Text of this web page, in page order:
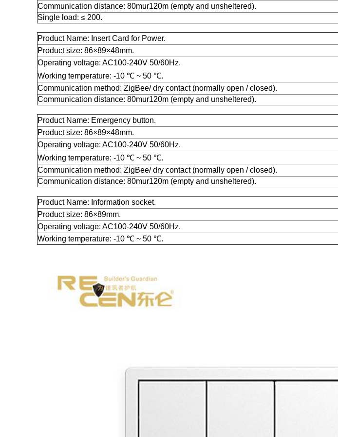
Communication distance: 80mur120m (empty and unsheltered).
Single load: ≤ 200.
Product Name: Insert Card for Power.
Product size: 86×89×48mm.
Operating voltage: AC100-240V 50/60Hz.
Working temperature: -10 ℃ ~ 50 ℃.
Communication method: ZigBee/ dry contact (normally open / closed).
Communication distance: 80mur120m (empty and unsheltered).
Product Name: Emergency button.
Product size: 86×89×48mm.
Operating voltage: AC100-240V 50/60Hz.
Working temperature: -10 ℃ ~ 50 ℃.
Communication method: ZigBee/ dry contact (normally open / closed).
Communication distance: 80mur120m (empty and unsheltered).
Product Name: Information socket.
Product size: 86×89mm.
Operating voltage: AC100-240V 50/60Hz.
Working temperature: -10 ℃ ~ 50 ℃.